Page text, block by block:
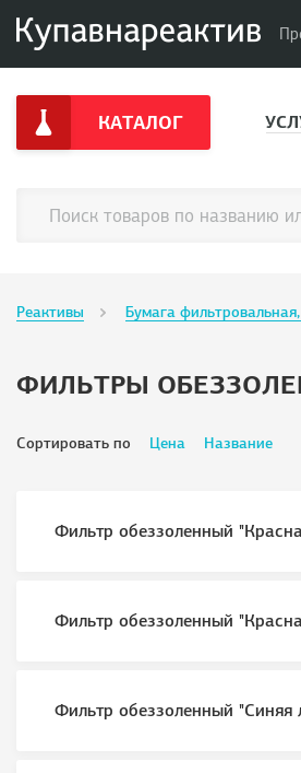
КАТАЛОГ
Реактивы Бумага
ФИЛЬТРЫ
Сортировать по Цена Название
Фильтр обеззоленный
Фильтр обеззоленный
Фильтр обеззоленный "Синяя